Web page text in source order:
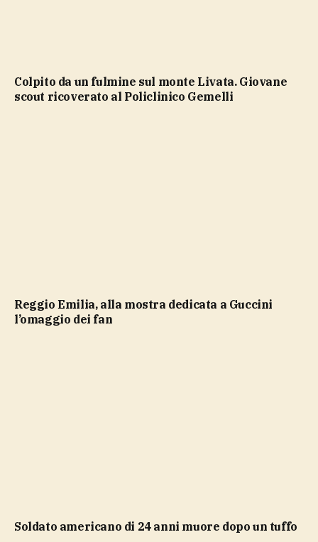
Colpito da un fulmine sul monte Livata. Giovane
scout ricoverato al Policlinico Gemelli
Reggio Emilia, alla mostra dedicata a Guccini
l’omaggio dei fan
soldato americano di 24 anni muore dopo un tuffo